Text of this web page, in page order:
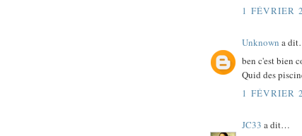
1 FÉVRIER
Unknown a
ben c'est bien
Quid des
1 FÉVRIER
JC33 a dit…